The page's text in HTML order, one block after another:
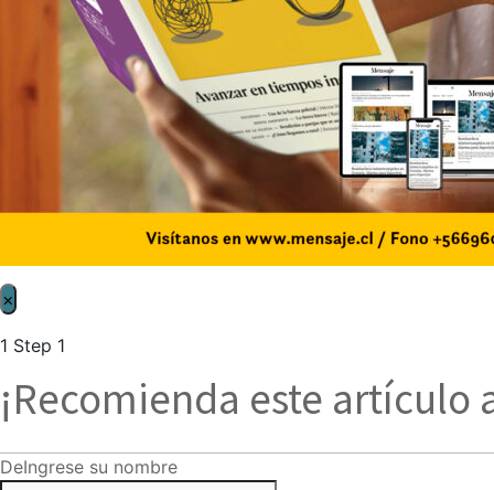
×
1 Step 1
¡Recomienda este artículo
DeIngrese su nombre